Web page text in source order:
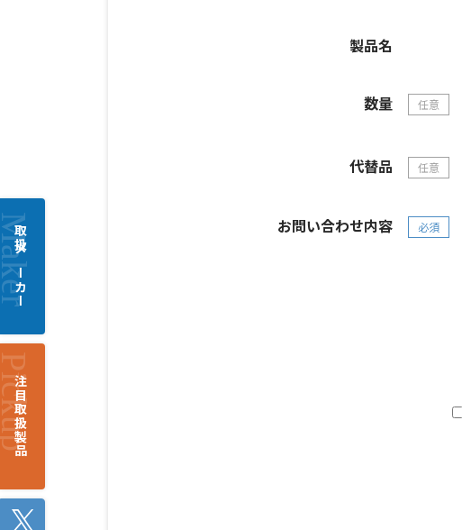
製品名
数量 任意
代替品 任意
お問い合わせ内容 必須
取扱メーカー
注目取扱製品